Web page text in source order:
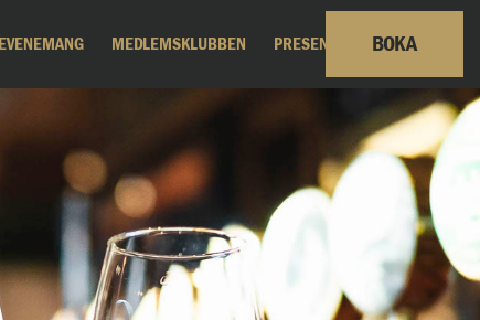
EVENEMANG MEDLEMSKLUBBEN PRESENTKORT BOKA